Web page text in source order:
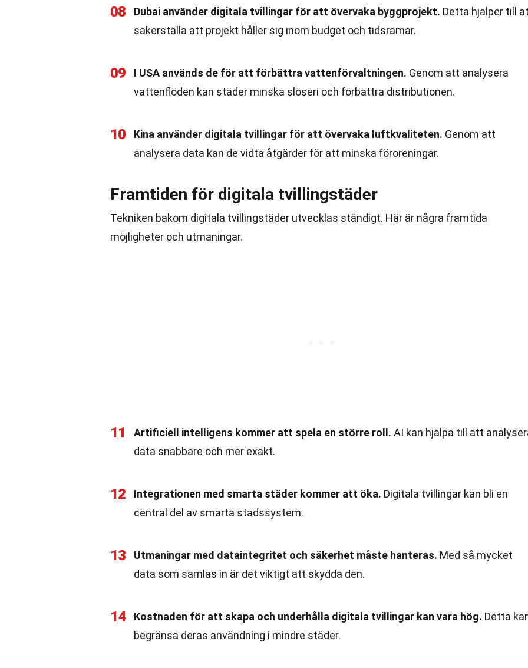
08 Dubai använder digitala tvillingar för att övervaka byggprojekt. Detta hjälper till
säkerställa att projekt håller sig inom budget och tidsramar.
09 I USA används de för att förbättra vattenförvaltningen. Genom att analysera
vattenflöden kan städer minska slöseri och förbättra distributionen.
10 Kina använder digitala tvillingar för att övervaka luftkvaliteten. Genom att
analysera data kan de vidta åtgärder för att minska föroreningar.
Framtiden för digitala tvillingstäder
Tekniken bakom digitala tvillingstäder utvecklas ständigt. Här är några framtida
möjligheter och utmaningar.
11 Artificiell intelligens kommer att spela en större roll. AI kan hjälpa till att
data snabbare och mer exakt.
12 Integrationen med smarta städer kommer att öka. Digitala tvillingar kan bli en
central del av smarta stadssystem.
13 Utmaningar med dataintegritet och säkerhet måste hanteras. Med så mycket
data som samlas in är det viktigt att skydda den.
14 Kostnaden för att skapa och underhålla digitala tvillingar kan vara hög. Detta
begränsa deras användning i mindre städer.